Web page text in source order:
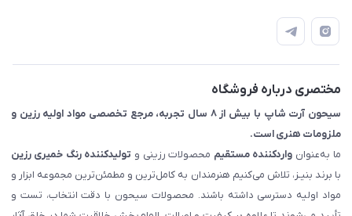
📝 قوانین و مقررات
📖 راهنما
مختصری درباره فروشگاه
سیحون آرت شاپ با بیش از ۸ سال تجربه، مرجع تخصصی مواد اولیه رزین و
ملزومات هنری است.
ما به‌عنوان واردکننده مستقیم محصولات رزینی و تولیدکننده رنگ خمیری رزین
با برند بنیـز، تلاش می‌کنیم هنرمندان به کامل‌ترین و مطمئن‌ترین مجموعه ابزار و
مواد اولیه دسترسی داشته باشند. محصولات سیحون با دقت انتخاب، تست و